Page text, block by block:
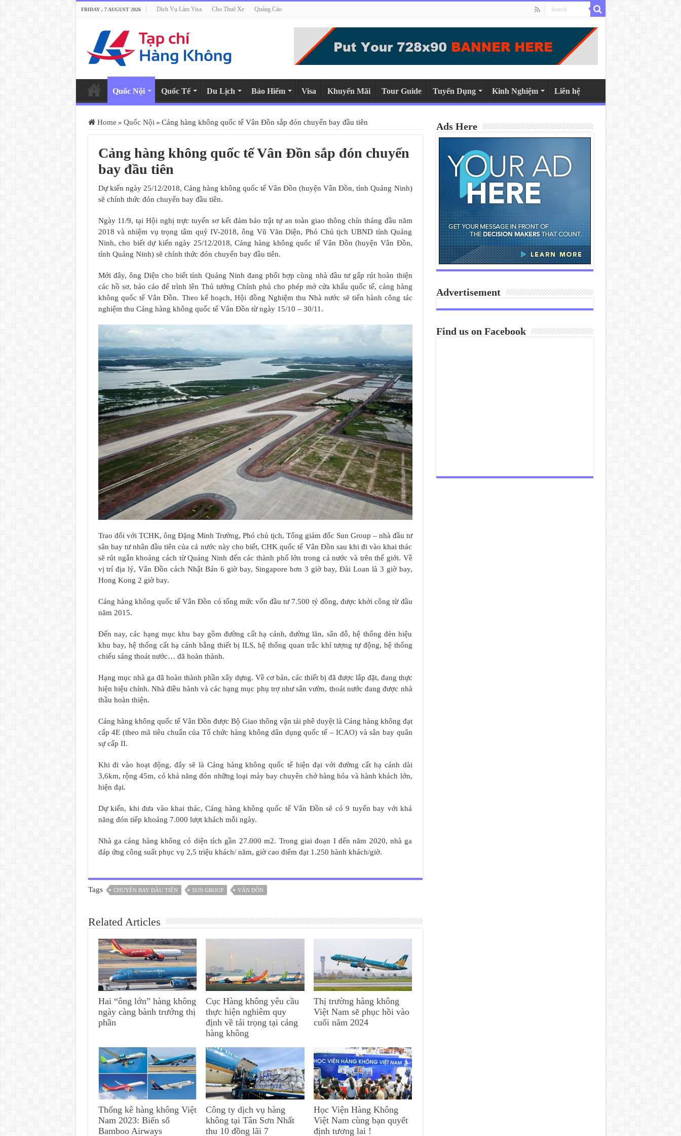
FRIDAY , 7 AUGUST 2026 Dịch Vụ Làm Visa Cho Thuê Xe Quảng Cáo
Quốc Nội Quốc Tế Du Lịch Bảo Hiểm Visa Khuyến Mãi Tour Guide Tuyển Dụng Kinh Nghiệm Liên hệ
Home » Quốc Nội » Cảng hàng không quốc tế Vân Đồn sắp đón chuyến bay đầu tiên
Cảng hàng không quốc tế Vân Đồn sắp đón chuyến
bay đầu tiên
Dự kiến ngày 25/12/2018, Cảng hàng không quốc tế Vân Đồn (huyện Vân Đồn, tỉnh Quảng Ninh)
sẽ chính thức đón chuyến bay đầu tiên.
Ngày 11/9, tại Hội nghị trực tuyến sơ kết đảm bảo trật tự an toàn giao thông chín tháng đầu năm
2018 và nhiệm vụ trọng tâm quý IV-2018, ông Vũ Văn Diện, Phó Chủ tịch UBND tỉnh Quảng
Ninh, cho biết dự kiến ngày 25/12/2018, Cảng hàng không quốc tế Vân Đồn (huyện Vân Đồn,
tỉnh Quảng Ninh) sẽ chính thức đón chuyến bay đầu tiên.
Mới đây, ông Diện cho biết tỉnh Quảng Ninh đang phối hợp cùng nhà đầu tư gấp rút hoàn thiện
các hồ sơ, báo cáo để trình lên Thủ tướng Chính phủ cho phép mở cửa khẩu quốc tế, cảng hàng
không quốc tế Vân Đồn. Theo kế hoạch, Hội đồng Nghiệm thu Nhà nước sẽ tiến hành công tác
nghiệm thu Cảng hàng không quốc tế Vân Đồn từ ngày 15/10 – 30/11.
Trao đổi với TCHK, ông Đặng Minh Trường, Phó chủ tịch, Tổng giám đốc Sun Group – nhà đầu tư
sân bay tư nhân đầu tiên của cả nước này cho biết, CHK quốc tế Vân Đồn sau khi đi vào khai thác
sẽ rút ngắn khoảng cách từ Quảng Ninh đến các thành phố lớn trong cả nước và trên thế giới. Về
vị trí địa lý, Vân Đồn cách Nhật Bản 6 giờ bay, Singapore hơn 3 giờ bay, Đài Loan là 3 giờ bay,
Hong Kong 2 giờ bay.
Cảng hàng không quốc tế Vân Đồn có tổng mức vốn đầu tư 7.500 tỷ đồng, được khởi công từ đầu
năm 2015.
Đến nay, các hạng mục khu bay gồm đường cất hạ cánh, đường lăn, sân đỗ, hệ thống đèn hiệu
khu bay, hệ thống cất hạ cánh bằng thiết bị ILS, hệ thống quan trắc khí tượng tự động, hệ thống
chiếu sáng thoát nước… đã hoàn thành.
Hạng mục nhà ga đã hoàn thành phần xây dựng. Về cơ bản, các thiết bị đã được lắp đặt, đang thực
hiện hiệu chỉnh. Nhà điều hành và các hạng mục phụ trợ như sân vườn, thoát nước đang được nhà
thầu hoàn thiện.
Cảng hàng không quốc tế Vân Đồn được Bộ Giao thông vận tải phê duyệt là Cảng hàng không đạt
cấp 4E (theo mã tiêu chuẩn của Tổ chức hàng không dân dụng quốc tế – ICAO) và sân bay quân
sự cấp II.
Khi đi vào hoạt động, đây sẽ là Cảng hàng không quốc tế hiện đại với đường cất hạ cánh dài
3,6km, rộng 45m, có khả năng đón những loại máy bay chuyên chở hàng hóa và hành khách lớn,
hiện đại.
Dự kiến, khi đưa vào khai thác, Cảng hàng không quốc tế Vân Đồn sẽ có 9 tuyến bay với khả
năng đón tiếp khoảng 7.000 lượt khách mỗi ngày.
Nhà ga cảng hàng không có diện tích gần 27.000 m2. Trong giai đoạn I đến năm 2020, nhà ga
đáp ứng công suất phục vụ 2,5 triệu khách/ năm, giờ cao điểm đạt 1.250 hành khách/giờ.
Tags CHUYẾN BAY ĐẦU TIÊN SUN GROUP VÂN ĐỒN
Related Articles
Hai “ông lớn” hàng không
ngày càng bành trướng thị
phần
Cục Hàng không yêu cầu
thực hiện nghiêm quy
định về tải trọng tại cảng
hàng không
Thị trường hàng không
Việt Nam sẽ phục hồi vào
cuối năm 2024
Thống kê hàng không Việt
Nam 2023: Biến số
Bamboo Airways
Công ty dịch vụ hàng
không tại Tân Sơn Nhất
thu 10 đồng lãi 7
Học Viện Hàng Không
Việt Nam cùng bạn quyết
định tương lai !
Ads Here
Advertisement
Find us on Facebook